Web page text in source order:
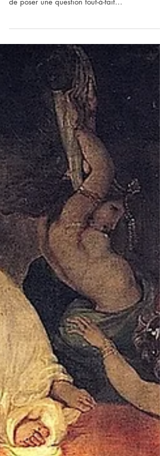
Bouger
La question de cette Nuit des Idées est :
ce qui vous fait bouger? C'est une façon claire
de poser une question tout-à-fait...